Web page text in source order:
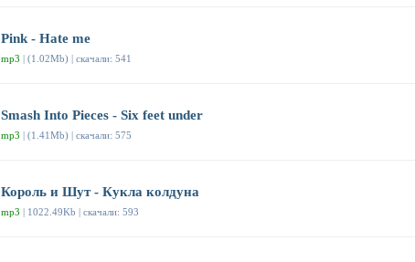
Pink - Hate me
mp3 | (1.02Mb) | скачали: 541
Smash Into Pieces - Six feet under
mp3 | (1.41Mb) | скачали: 575
Король и Шут - Кукла колдуна
mp3 | 1022.49Kb | скачали: 593